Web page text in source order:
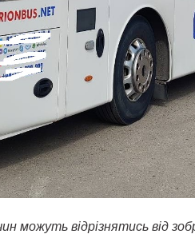
можуть відрізнятись від